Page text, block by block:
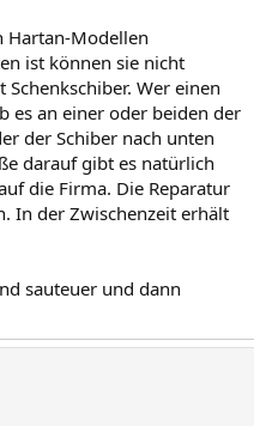
Hartan-Modellen
ist können sie nicht
Wer einen
es an einer oder beiden der
der Schiber nach unten
darauf gibt es natürlich
die Firma. Die Reparatur
In der Zwischenzeit erhält
sauteuer und dann